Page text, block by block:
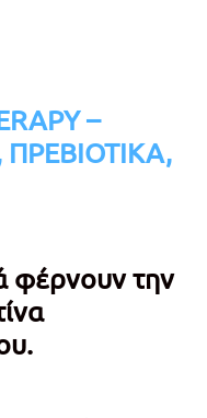
–
φέρνουν την